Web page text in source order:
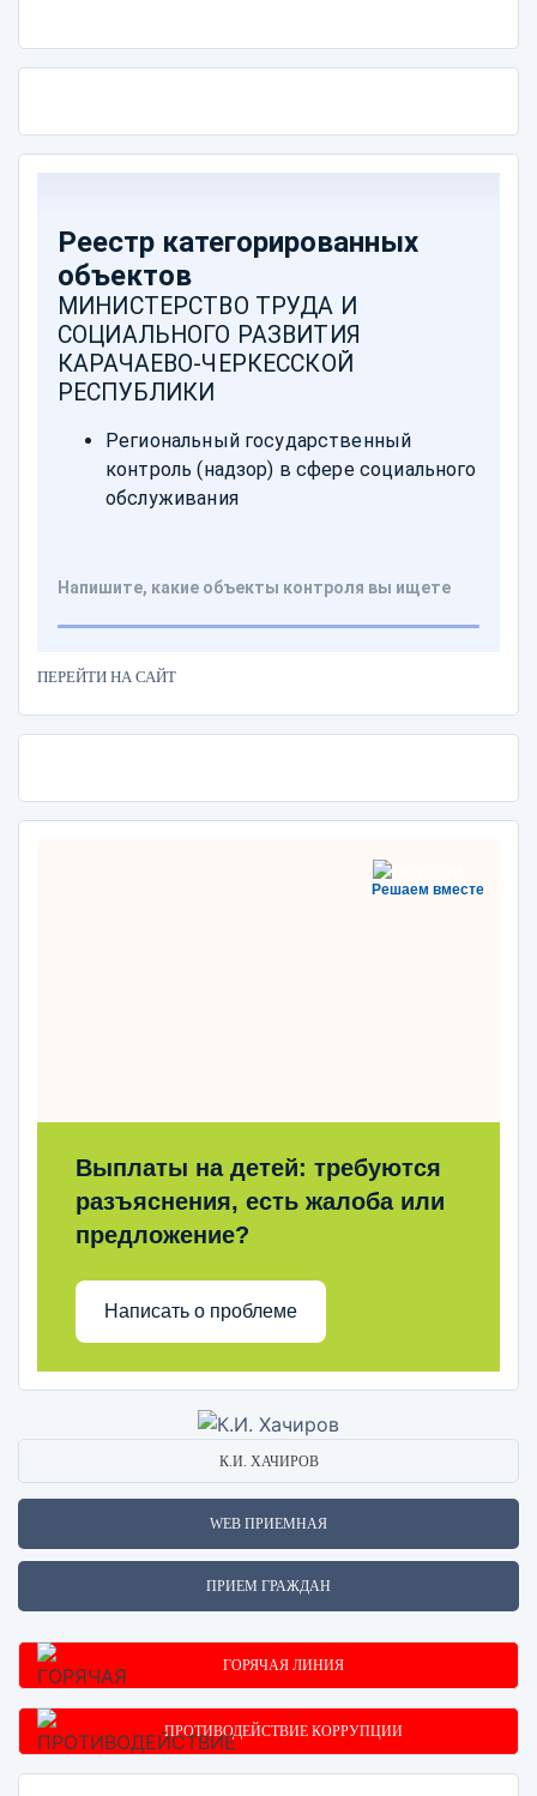
ПЕРЕЙТИ НА САЙТ
Решаем вместе
Выплаты на детей: требуются
разъяснения, есть жалоба или
предложение?
Написать о проблеме
К.И. ХАЧИРОВ
WEB ПРИЕМНАЯ
ПРИЕМ ГРАЖДАН
ГОРЯЧАЯ ЛИНИЯ
ПРОТИВОДЕЙСТВИЕ КОРРУПЦИИ